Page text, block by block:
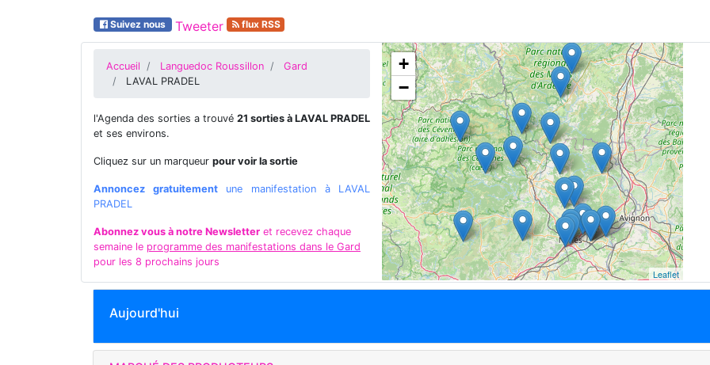
Suivez nous Tweeter flux RSS
Accueil Languedoc Roussillon
Gard
LAVAL PRADEL
l'Agenda des sorties a trouvé 21 sorties à LAVAL PRADEL
et ses environs.
Cliquez sur un marqueur pour voir la sortie
Annoncez gratuitementune manifestation à LAVAL
PRADEL
Abonnez vous à notre Newsletter et recevez chaque
semaine le programme des manifestations dans le Gard
pour les 8 prochains jours
+
−
Leaflet
Aujourd'hui